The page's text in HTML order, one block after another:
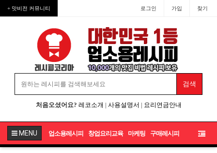
+ 맛비전 커뮤니티 로그인 가입 찾기
처음오셨어요? 레코소개 | 사용설명서 | 요리연금안내
MENU 업소용레시피 창업요리교육 마케팅 구매레시피